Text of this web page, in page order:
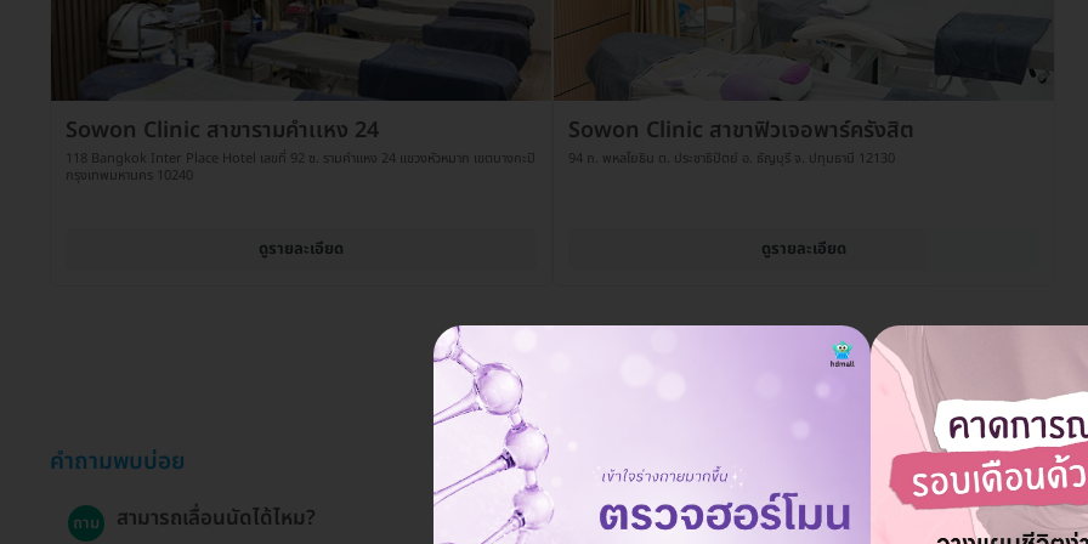
Sowon Clinic สาขารามคำเเหง 24
118 Bangkok Inter Place Hotel เลขที่ 92 ซ. รามคำแหง 24 แขวงหัวหมาก เขตบางกะปิ
กรุงเทพมหานคร 10240
ดูรายละเอียด
Sowon Clinic สาขาฟิวเจอพาร์ครังสิต
94 ถ. พหลโยธิน ต. ประชาธิปัตย์ อ. ธัญบุรี จ. ปทุมธานี 12130
ดูรายละเอียด
คำถามพบบ่อย
ถาม สามารถเลื่อนนัดได้ไหม?
ต้องมีการนัดหมายติดตามหลังการทำเลเซอร์หรือ